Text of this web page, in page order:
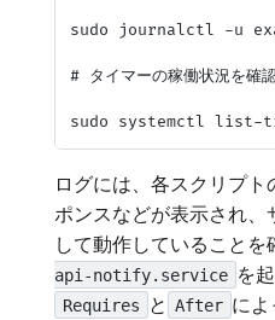
sudo journalctl -u
# タイマーの稼働状況を確
ログには、各スクリプト
ポンスなどが表示され
して動作していることを
api-notify.service を
Requires と After によ